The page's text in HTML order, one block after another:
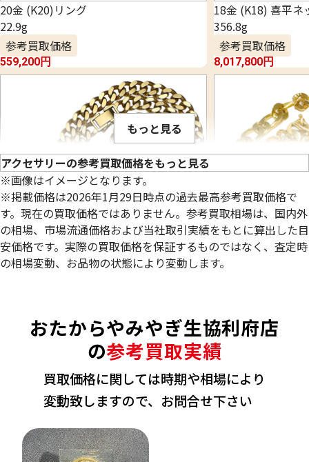
20金 (K20)リング
22.9g
参考買取価格
559,200円
18金 (K18) 喜平ネ
356.8g
参考買取価格
8,017,800円
参考買取価格
参考買取価格
2,309,300
もっと見る
アクセサリーの参考買取価格をもっと見る
※画像はイメージとなります。
※掲載価格は2026年1月29日時点の過去最高参考買取価格で
す。現在の買取価格ではありません。参考買取相場は、国内外
の相場、市場流通価格および当社取引実績をもとに算出した目
安価格です。実際の買取価格を保証するものではなく、査定時
の相場変動、お品物の状態により変動します。
おたからやみやぎ生協利府店
の参考買取実績
買取価格に関しては時期や相場により
変動致しますので、お問合せ下さい